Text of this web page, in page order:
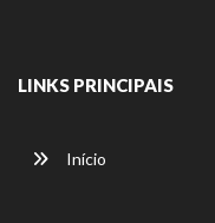
LINKS PRINCIPAIS
Início